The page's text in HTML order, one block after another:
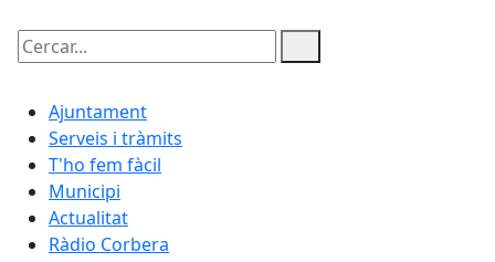
Cercar:
Ajuntament
Serveis i tràmits
T'ho fem fàcil
Municipi
Actualitat
Ràdio Corbera